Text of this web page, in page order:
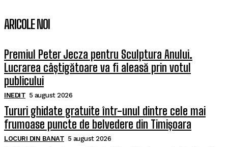
ARICOLE NOI
Premiul Peter Jecza pentru Sculptura Anului.
Lucrarea câștigătoare va fi aleasă prin votul
publicului
INEDIT 5 august 2026
Tururi ghidate gratuite într-unul dintre cele mai
frumoase puncte de belvedere din Timișoara
LOCURI DIN BANAT 5 august 2026